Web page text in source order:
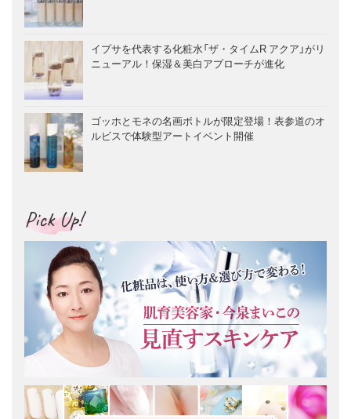
イプサを代表する化粧水「ザ・タイムR アクア」がリ
ニューアル！保湿＆美白アプローチが進化
ゴッホとモネの名画ボトルが限定登場！表参道のオ
ルビスで体験型アートイベント開催
Pick Up!